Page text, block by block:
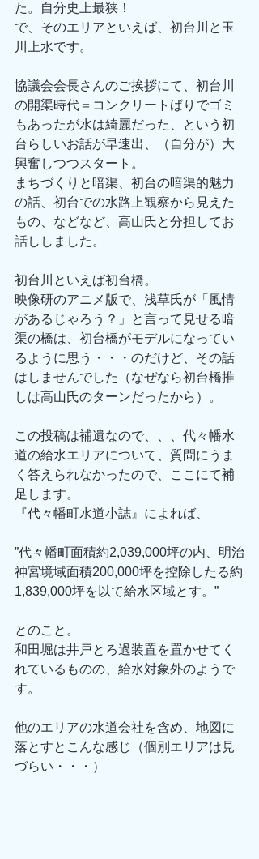
た。自分史上最狭！
で、そのエリアといえば、初台川と玉
川上水です。
協議会会長さんのご挨拶にて、初台川
の開渠時代＝コンクリートばりでゴミ
もあったが水は綺麗だった、という初
台らしいお話が早速出、（自分が）大
興奮しつつスタート。
まちづくりと暗渠、初台の暗渠的魅力
の話、初台での水路上観察から見えた
もの、などなど、高山氏と分担してお
話ししました。
初台川といえば初台橋。
映像研のアニメ版で、浅草氏が「風情
があるじゃろう？」と言って見せる暗
渠の橋は、初台橋がモデルになってい
るように思う・・・のだけど、その話
はしませんでした（なぜなら初台橋推
しは高山氏のターンだったから）。
この投稿は補遺なので、、、代々幡水
道の給水エリアについて、質問にうま
く答えられなかったので、ここにて補
足します。
『代々幡町水道小誌』によれば、
”代々幡町面積約2,039,000坪の内、明治
神宮境域面積200,000坪を控除したる約
1,839,000坪を以て給水区域とす。”
とのこと。
和田堀は井戸とろ過装置を置かせてく
れているものの、給水対象外のようで
す。
他のエリアの水道会社を含め、地図に
落とすとこんな感じ（個別エリアは見
づらい・・・）